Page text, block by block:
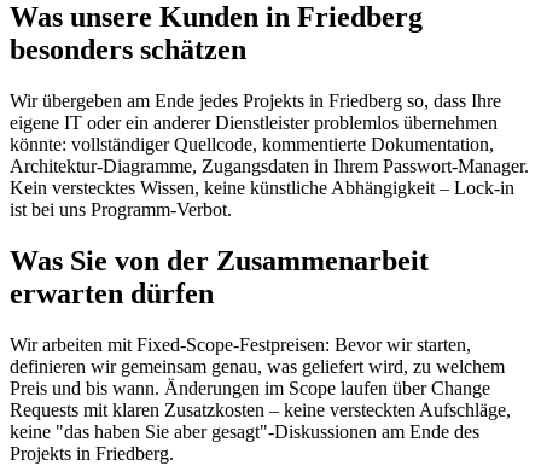
Was unsere Kunden in Friedberg
besonders schätzen
Wir übergeben am Ende jedes Projekts in Friedberg so, dass Ihre
eigene IT oder ein anderer Dienstleister problemlos übernehmen
könnte: vollständiger Quellcode, kommentierte Dokumentation,
Architektur-Diagramme, Zugangsdaten in Ihrem Passwort-Manager.
Kein verstecktes Wissen, keine künstliche Abhängigkeit – Lock-in
ist bei uns Programm-Verbot.
Was Sie von der Zusammenarbeit
erwarten dürfen
Wir arbeiten mit Fixed-Scope-Festpreisen: Bevor wir starten,
definieren wir gemeinsam genau, was geliefert wird, zu welchem
Preis und bis wann. Änderungen im Scope laufen über Change
Requests mit klaren Zusatzkosten – keine versteckten Aufschläge,
keine "das haben Sie aber gesagt"-Diskussionen am Ende des
Projekts in Friedberg.